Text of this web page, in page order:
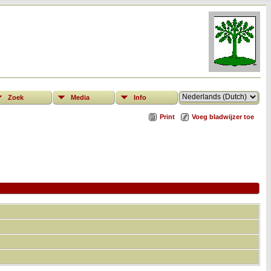
Zoek Media Info
Print Voeg bladwijzer toe